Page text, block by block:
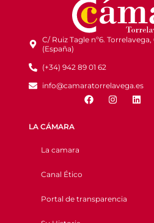
C/ Ruiz Tagle nº6.
(España)
(+34) 942 89 01 62
info@camaratorrelavega.es
LA CÁMARA
La camara
Canal Ético
Portal de transparencia